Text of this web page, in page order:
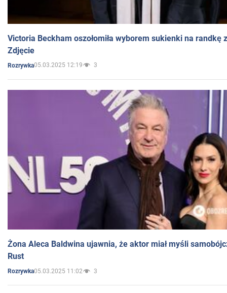
Victoria Beckham oszołomiła wyborem sukienki na randkę
Zdjęcie
Rozrywka05.03.2025 12:19 3
Żona Aleca Baldwina ujawnia, że aktor miał myśli
Rust
Rozrywka05.03.2025 11:02 3